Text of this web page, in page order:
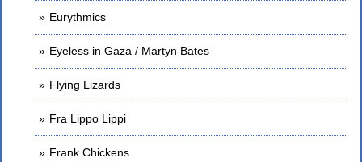
Eurythmics
Eyeless in Gaza / Martyn Bates
Flying Lizards
Fra Lippo Lippi
Frank Chickens